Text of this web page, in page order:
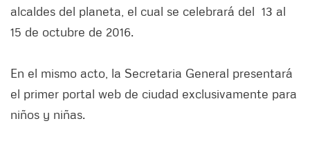
alcaldes del planeta, el cual se celebrará del 13 al
15 de octubre de 2016.
En el mismo acto, la Secretaria General presentará
el primer portal web de ciudad exclusivamente para
niños y niñas.